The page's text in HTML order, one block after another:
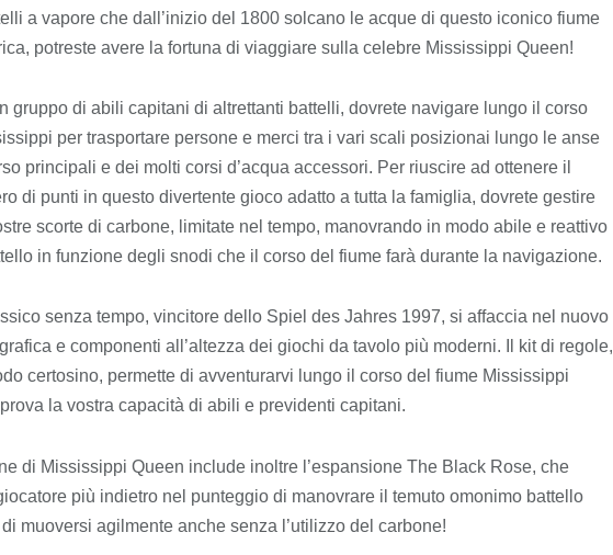
a vapore che dall’inizio del 1800 solcano le acque di questo iconico fiume
potreste avere la fortuna di viaggiare sulla celebre Mississippi Queen!
gruppo di abili capitani di altrettanti battelli, dovrete navigare lungo il corso
per trasportare persone e merci tra i vari scali posizionai lungo le anse
principali e dei molti corsi d’acqua accessori. Per riuscire ad ottenere il
di punti in questo divertente gioco adatto a tutta la famiglia, dovrete gestire
scorte di carbone, limitate nel tempo, manovrando in modo abile e reattivo
in funzione degli snodi che il corso del fiume farà durante la navigazione.
senza tempo, vincitore dello Spiel des Jahres 1997, si affaccia nel nuovo
e componenti all’altezza dei giochi da tavolo più moderni. Il kit di regole,
certosino, permette di avventurarvi lungo il corso del fiume Mississippi
la vostra capacità di abili e previdenti capitani.
di Mississippi Queen include inoltre l’espansione The Black Rose, che
più indietro nel punteggio di manovrare il temuto omonimo battello
muoversi agilmente anche senza l’utilizzo del carbone!